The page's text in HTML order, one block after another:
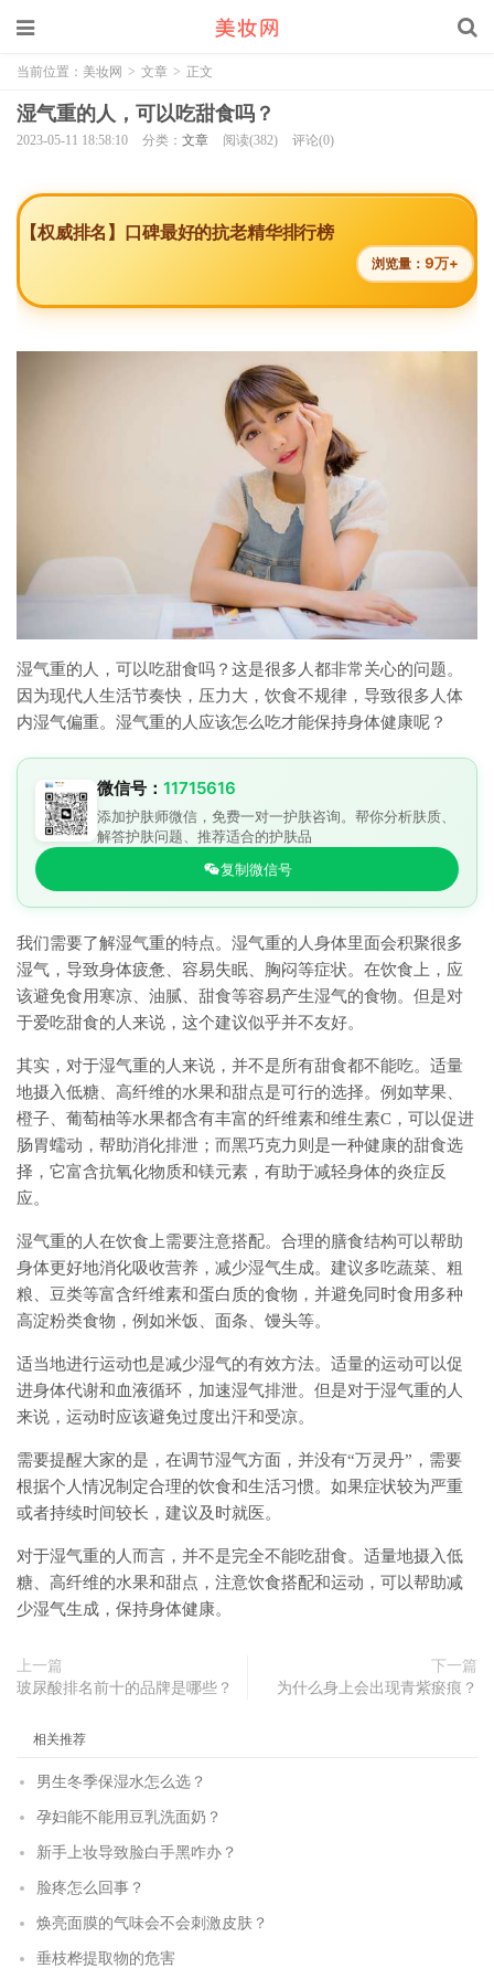
当前位置： 美妆网 > 文章 > 正文
湿气重的人，可以吃甜食吗？
2023-05-11 18:58:10 分类： 文章 阅读(382) 评论(0)
【权威排名】口碑最好的抗老精华排行榜
浏览量：9万+
湿气重的人，可以吃甜食吗？这是很多人都非常关心的问题。
因为现代人生活节奏快，压力大，饮食不规律，导致很多人体
内湿气偏重。湿气重的人应该怎么吃才能保持身体健康呢？
微信号： 11715616
添加护肤师微信，免费一对一护肤咨询。帮你分析肤质、
解答护肤问题、推荐适合的护肤品
复制微信号
我们需要了解湿气重的特点。湿气重的人身体里面会积聚很多
湿气，导致身体疲惫、容易失眠、胸闷等症状。在饮食上，应
该避免食用寒凉、油腻、甜食等容易产生湿气的食物。但是对
于爱吃甜食的人来说，这个建议似乎并不友好。
其实，对于湿气重的人来说，并不是所有甜食都不能吃。适量
地摄入低糖、高纤维的水果和甜点是可行的选择。例如苹果、
橙子、葡萄柚等水果都含有丰富的纤维素和维生素C，可以促进
肠胃蠕动，帮助消化排泄；而黑巧克力则是一种健康的甜食选
择，它富含抗氧化物质和镁元素，有助于减轻身体的炎症反
应。
湿气重的人在饮食上需要注意搭配。合理的膳食结构可以帮助
身体更好地消化吸收营养，减少湿气生成。建议多吃蔬菜、粗
粮、豆类等富含纤维素和蛋白质的食物，并避免同时食用多种
高淀粉类食物，例如米饭、面条、馒头等。
适当地进行运动也是减少湿气的有效方法。适量的运动可以促
进身体代谢和血液循环，加速湿气排泄。但是对于湿气重的人
来说，运动时应该避免过度出汗和受凉。
需要提醒大家的是，在调节湿气方面，并没有“万灵丹”，需要
根据个人情况制定合理的饮食和生活习惯。如果症状较为严重
或者持续时间较长，建议及时就医。
对于湿气重的人而言，并不是完全不能吃甜食。适量地摄入低
糖、高纤维的水果和甜点，注意饮食搭配和运动，可以帮助减
少湿气生成，保持身体健康。
上一篇
玻尿酸排名前十的品牌是哪些？
下一篇
为什么身上会出现青紫瘀痕？
相关推荐
男生冬季保湿水怎么选？
孕妇能不能用豆乳洗面奶？
新手上妆导致脸白手黑咋办？
脸疼怎么回事？
焕亮面膜的气味会不会刺激皮肤？
垂枝桦提取物的危害